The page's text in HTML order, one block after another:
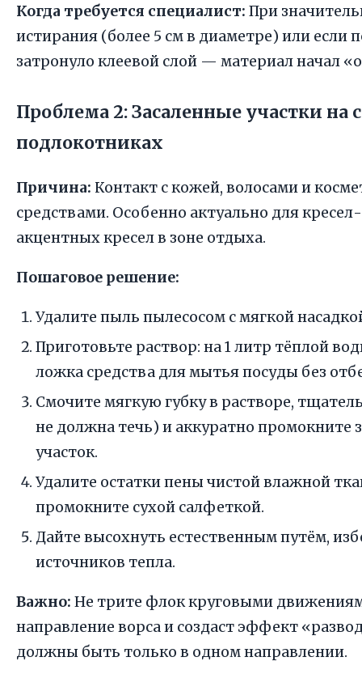
Когда требуется специалист: При
истирания (более 5 см в диаметре) или если
затронуло клеевой слой — материал начал
Проблема 2: Засаленные участки на
подлокотниках
Причина: Контакт с кожей, волосами и
средствами. Особенно актуально для
акцентных кресел в зоне отдыха.
Пошаговое решение:
Удалите пыль пылесосом с мягкой
Приготовьте раствор: на 1 литр тёплой
ложка средства для мытья посуды без
Смочите мягкую губку в растворе,
не должна течь) и аккуратно промокните
участок.
Удалите остатки пены чистой влажной
промокните сухой салфеткой.
Дайте высохнуть естественным путём,
источников тепла.
Важно: Не трите флок круговыми
направление ворса и создаст эффект
должны быть только в одном направлении.